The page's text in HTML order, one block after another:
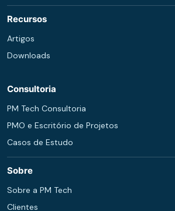
Recursos
Artigos
Downloads
Consultoria
PM Tech Consultoria
PMO e Escritório de Projetos
Casos de Estudo
Sobre
Sobre a PM Tech
Clientes